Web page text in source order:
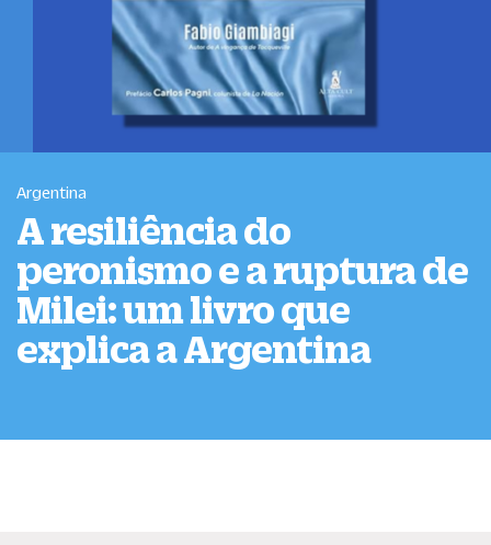
Argentina
A resiliência do
peronismo e a ruptura de
Milei: um livro que
explica a Argentina